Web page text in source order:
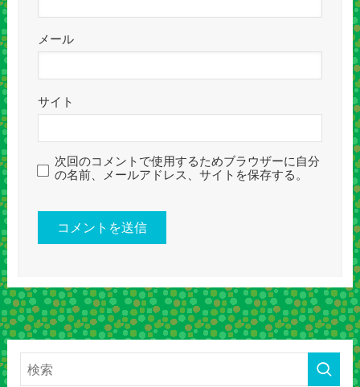
メール
サイト
次回のコメントで使用するためブラウザーに自分
の名前、メールアドレス、サイトを保存する。